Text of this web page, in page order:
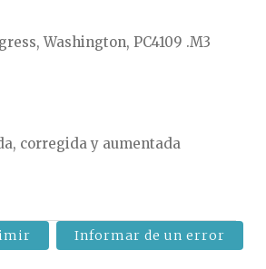
Washington, PC4109 .M3
corregida y aumentada
Informar de un error